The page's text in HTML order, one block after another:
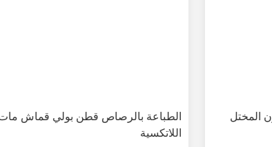
الطباعة بالرصاص قطن بولي قماش مات للطباعة